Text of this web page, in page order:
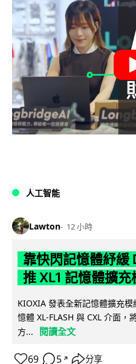
人工智能
Lawton 12 小時
靠快閃記憶體紓緩
推 XL1 記憶體擴充
KIOXIA 發表全新記憶體擴充
憶體 XL-FLASH 與 CXL 介面
方...
閱讀全文
69 5 ↗ 分享